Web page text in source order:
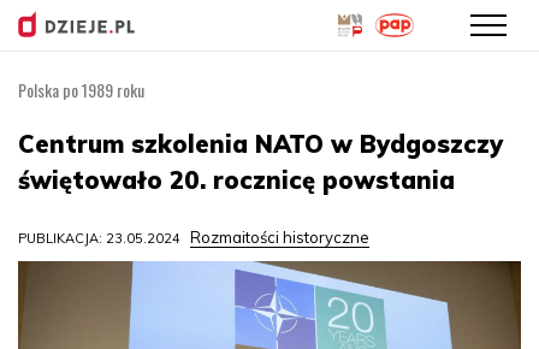
treści
Polska po 1989 roku
Centrum szkolenia NATO w Bydgoszczy
świętowało 20. rocznicę powstania
PUBLIKACJA: 23.05.2024 Rozmaitości historyczne